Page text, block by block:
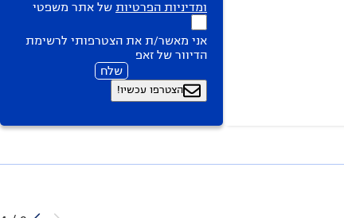
ומדיניות הפרטיות של אתר משפטי
אני מאשר/ת את הצטרפותי לרשימת
הדיוור של זאפ
שלח
הצטרפו עכשיו!